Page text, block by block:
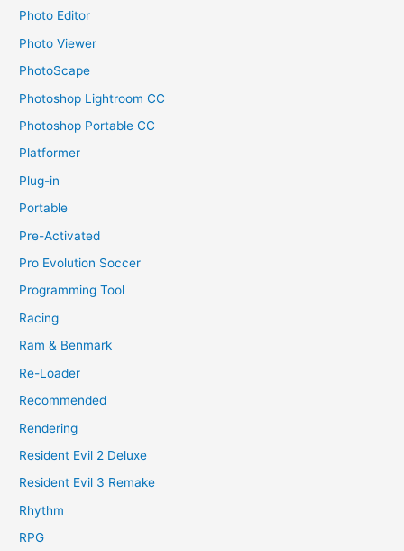
Photo Editor
Photo Viewer
PhotoScape
Photoshop Lightroom CC
Photoshop Portable CC
Platformer
Plug-in
Portable
Pre-Activated
Pro Evolution Soccer
Programming Tool
Racing
Ram & Benmark
Re-Loader
Recommended
Rendering
Resident Evil 2 Deluxe
Resident Evil 3 Remake
Rhythm
RPG